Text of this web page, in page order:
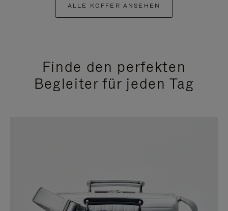
ALLE KOFFER ANSEHEN
Finde den perfekten
Begleiter für jeden Tag